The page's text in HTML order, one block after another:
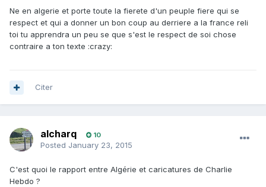
Ne en algerie et porte toute la fierete d'un peuple fiere qui se
respect et qui a donner un bon coup au derriere a la france reli
toi tu apprendra un peu se que s'est le respect de soi chose
contraire a ton texte :crazy:
Citer
alcharq 10
Posted January 23, 2015
C'est quoi le rapport entre Algérie et caricatures de Charlie
Hebdo ?